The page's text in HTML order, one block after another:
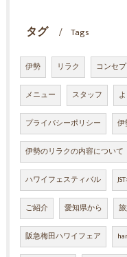
タグ Tags
伊勢 リラク コンセ
メニュー スタッフ
プライバシーポリシー 伊
伊勢のリラクの内容について
ハワイフェスティバル
ご紹介 愛知県から
阪急梅田ハワイフェア